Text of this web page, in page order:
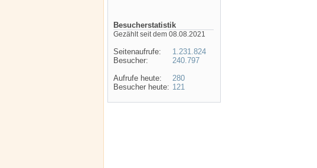
Besucherstatistik
Gezählt seit dem 08.08.2021
Seitenaufrufe:
Besucher:
Aufrufe heute:
Besucher heute:
1.231.824
240.797
280
121